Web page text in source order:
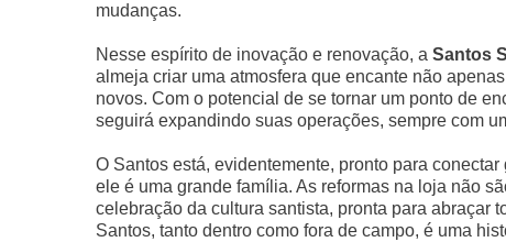
mudanças.
Nesse espírito de inovação e renovação, a Santos
almeja criar uma atmosfera que encante não
novos. Com o potencial de se tornar um ponto de
seguirá expandindo suas operações, sempre com
O Santos está, evidentemente, pronto para
ele é uma grande família. As reformas na loja não
celebração da cultura santista, pronta para abraçar
Santos, tanto dentro como fora de campo, é uma